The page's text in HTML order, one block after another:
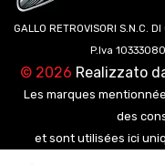
GALLO RETROVISORI S.N.C.
P.Iva
© 2026 Realizzato
Les marques
des
et sont utilisées ici